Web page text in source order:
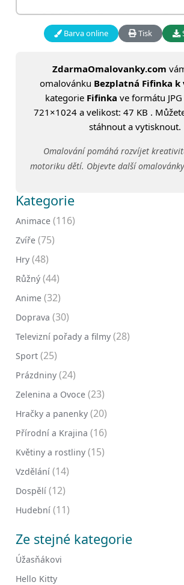
Barva online Tisk
ZdarmaOmalovanky.com
omalovánku Bezplatná Fifinka
kategorie Fifinka ve formátu
721×1024 a velikost: 47 KB .
stáhnout a vytisknout.
Omalování pomáhá rozvíjet
motoriku dětí. Objevte další
Kategorie
Animace (116)
Zvíře (75)
Hry (48)
Růžný (44)
Anime (32)
Doprava (30)
Televizní pořady a filmy (28)
Sport (25)
Prázdniny (24)
Zelenina a Ovoce (23)
Hračky a panenky (20)
Přírodní a Krajina (16)
Květiny a rostliny (15)
Vzdělání (14)
Dospělí (12)
Hudební (11)
Ze stejné kategorie
Úžasňákovi
Hello Kitty